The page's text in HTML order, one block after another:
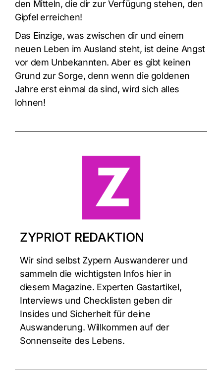
den Mitteln, die dir zur Verfügung stehen, den
Gipfel erreichen!
Das Einzige, was zwischen dir und einem
neuen Leben im Ausland steht, ist deine Angst
vor dem Unbekannten. Aber es gibt keinen
Grund zur Sorge, denn wenn die goldenen
Jahre erst einmal da sind, wird sich alles
lohnen!
ZYPRIOT REDAKTION
Wir sind selbst Zypern Auswanderer und
sammeln die wichtigsten Infos hier in
diesem Magazine. Experten Gastartikel,
Interviews und Checklisten geben dir
Insides und Sicherheit für deine
Auswanderung. Willkommen auf der
Sonnenseite des Lebens.